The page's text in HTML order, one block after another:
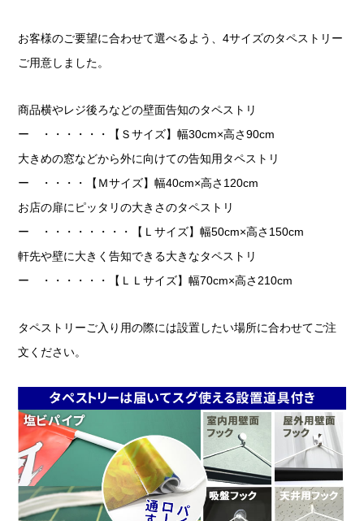
お客様のご要望に合わせて選べるよう、4サイズのタペストリー
ご用意しました。
商品横やレジ後ろなどの壁面告知のタペストリ
ー ・・・・・・【Ｓサイズ】幅30cm×高さ90cm
大きめの窓などから外に向けての告知用タペストリ
ー ・・・・【Ｍサイズ】幅40cm×高さ120cm
お店の扉にピッタリの大きさのタペストリ
ー ・・・・・・・・【Ｌサイズ】幅50cm×高さ150cm
軒先や壁に大きく告知できる大きなタペストリ
ー ・・・・・・【ＬＬサイズ】幅70cm×高さ210cm
タペストリーご入り用の際には設置したい場所に合わせてご注
文ください。